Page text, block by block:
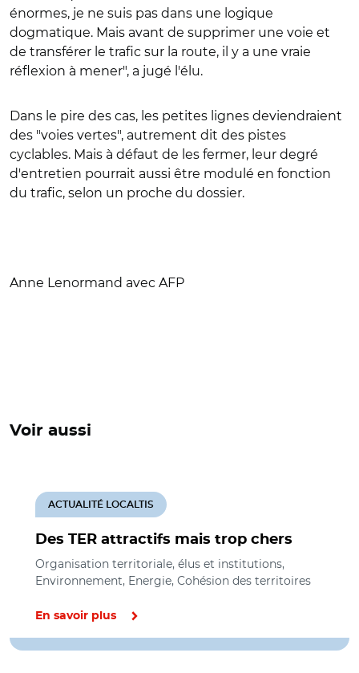
énormes, je ne suis pas dans une logique
dogmatique. Mais avant de supprimer une voie et
de transférer le trafic sur la route, il y a une vraie
réflexion à mener", a jugé l'élu.
Dans le pire des cas, les petites lignes deviendraient
des "voies vertes", autrement dit des pistes
cyclables. Mais à défaut de les fermer, leur degré
d'entretien pourrait aussi être modulé en fonction
du trafic, selon un proche du dossier.
Anne Lenormand avec AFP
Voir aussi
Des TER attractifs mais trop chers
ACTUALITÉ LOCALTIS
Organisation territoriale, élus et institutions,
Environnement, Energie, Cohésion des territoires
En savoir plus